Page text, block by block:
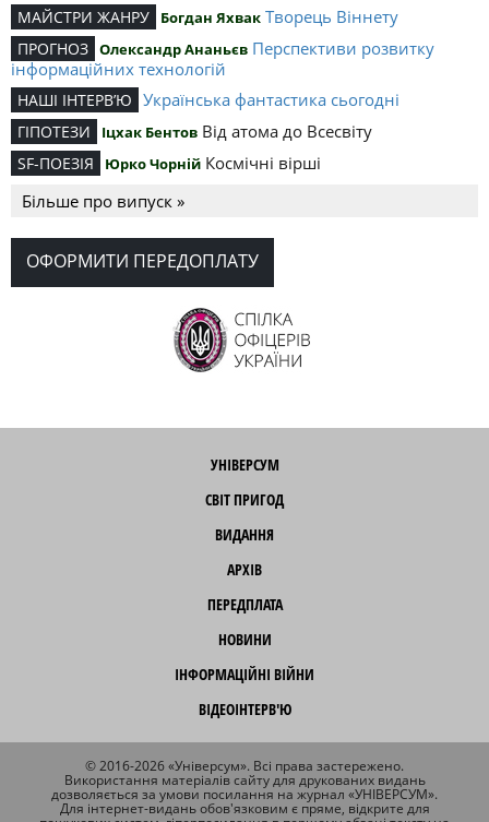
МАЙСТРИ ЖАНРУ Богдан Яхвак Творець Віннету
ПРОГНОЗ Олександр Ананьєв Перспективи розвитку
інформаційних технологій
НАШІ ІНТЕРВ’Ю Українська фантастика сьогодні
ГІПОТЕЗИ Іцхак Бентов Від атома до Всесвіту
SF-ПОЕЗІЯ Юрко Чорній Космічні вірші
Більше про випуск »
ОФОРМИТИ ПЕРЕДОПЛАТУ
УНІВЕРСУМ
СВІТ ПРИГОД
ВИДАННЯ
АРХІВ
ПЕРЕДПЛАТА
НОВИНИ
ІНФОРМАЦІЙНІ ВІЙНИ
ВІДЕОІНТЕРВ'Ю
© 2016-2026 «Універсум». Всі права застережено.
Використання матеріалів сайту для друкованих видань
дозволяється за умови посилання на журнал «УНІВЕРСУМ».
Для інтернет-видань обов'язковим є пряме, відкрите для